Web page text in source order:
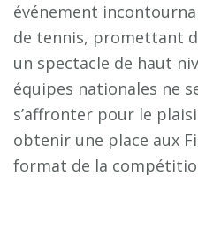
événement
de tennis, promettant
un spectacle de haut
équipes nationales ne
s’affronter pour le
obtenir une place aux
format de la